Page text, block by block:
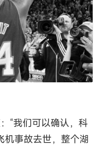
“我们可以确认，科
机事故去世，整个湖